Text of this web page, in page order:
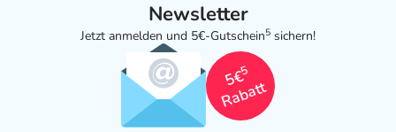
Newsletter
Jetzt anmelden und 5€-Gutschein5 sichern!
5€
5
Rabatt